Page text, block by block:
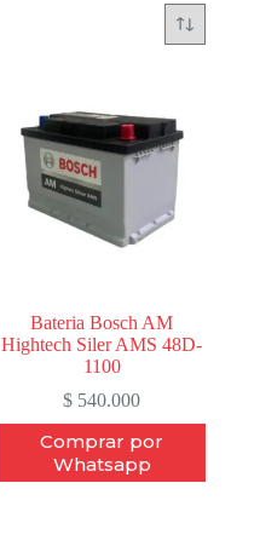
Bateria Bosch AM
Hightech Siler AMS 48D-
1100
$ 540.000
Comprar por
Whatsapp